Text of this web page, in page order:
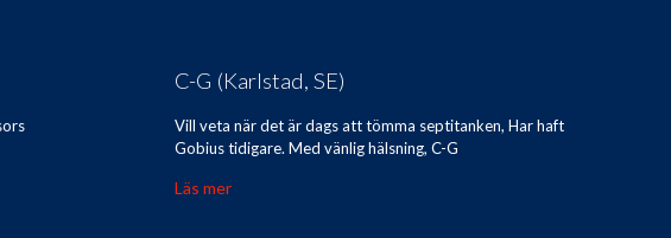
C-G (Karlstad, SE)
Vill veta när det är dags att tömma septitanken, Har haft
Gobius tidigare. Med vänlig hälsning, C-G
Läs mer